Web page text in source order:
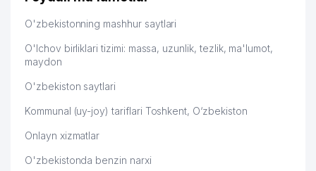
Hamida 03.08.2026 12:45:39
O'zbekistonning mashhur saytlari
O'lchov birliklari tizimi: massa, uzunlik, tezlik, ma'lumot,
maydon
O'zbekiston saytlari
Kommunal (uy-joy) tariflari Toshkent, O‘zbekiston
Onlayn xizmatlar
O'zbekistonda benzin narxi